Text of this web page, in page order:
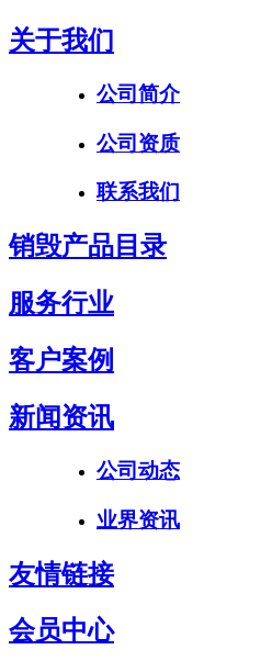
关于我们
公司简介
公司资质
联系我们
销毁产品目录
服务行业
客户案例
新闻资讯
公司动态
业界资讯
友情链接
会员中心